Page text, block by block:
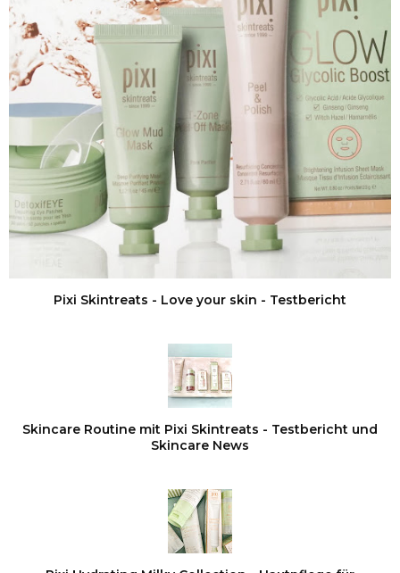
Pixi Skintreats - Love your skin - Testbericht
Skincare Routine mit Pixi Skintreats - Testbericht und
Skincare News